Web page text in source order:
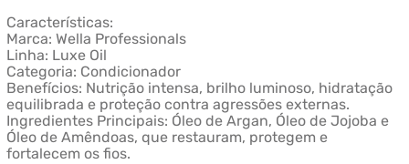
Características:
Marca: Wella Professionals
Linha: Luxe Oil
Categoria: Condicionador
Benefícios: Nutrição intensa, brilho luminoso, hidratação
equilibrada e proteção contra agressões externas.
Ingredientes Principais: Óleo de Argan, Óleo de Jojoba e
Óleo de Amêndoas, que restauram, protegem e
fortalecem os fios.